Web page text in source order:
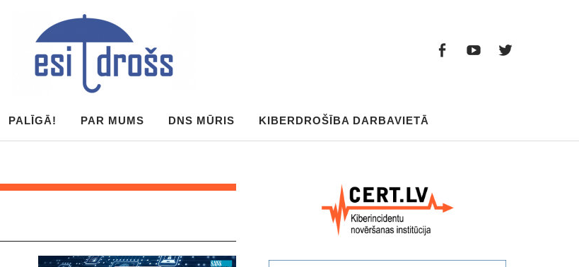
PALĪGĀ! PAR MUMS DNS MŪRIS KIBERDROŠĪBA DARBAVIETĀ